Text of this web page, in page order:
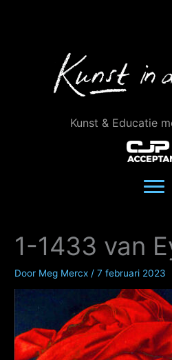
Kunst & Educatie
1-1433 van
Door Meg Mercx /7 februari 2023